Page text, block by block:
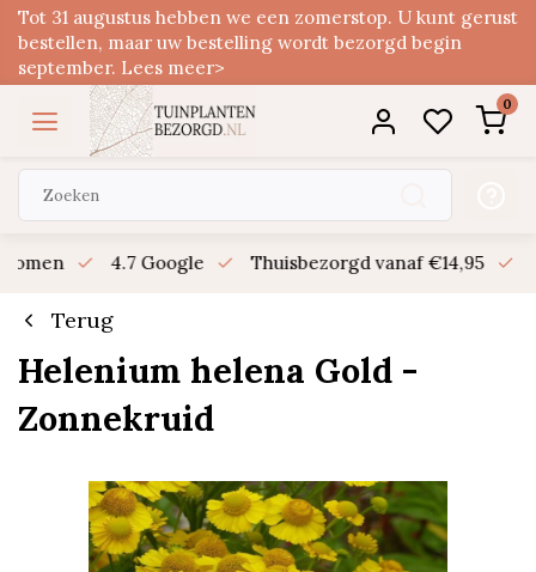
Tot 31 augustus hebben we een zomerstop. U kunt gerust
bestellen, maar uw bestelling wordt bezorgd begin
september. Lees meer>
0
4.7 Google Thuisbezorgd vanaf €14,95
Terug
Helenium helena Gold -
Zonnekruid